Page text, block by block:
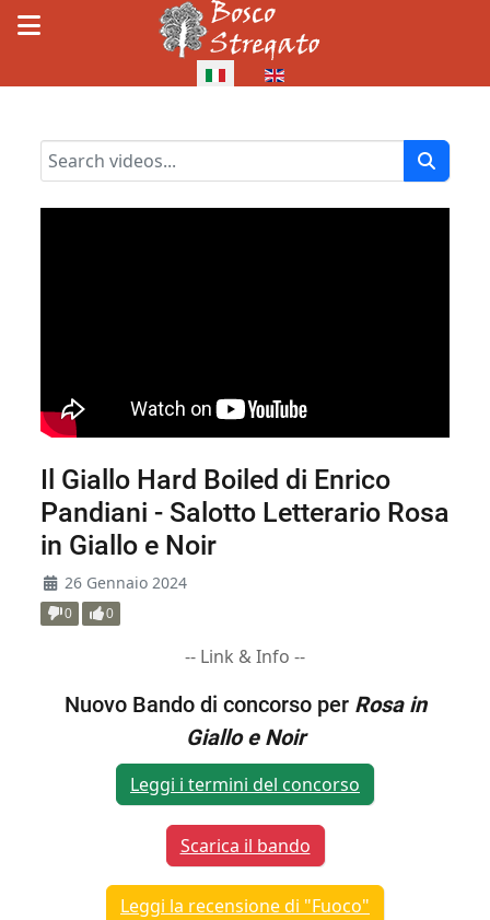
Il Giallo Hard Boiled di Enrico
Pandiani - Salotto Letterario Rosa
in Giallo e Noir
26 Gennaio 2024
0 0
-- Link & Info --
Nuovo Bando di concorso per Rosa in
Giallo e Noir
Leggi i termini del concorso
Scarica il bando
Leggi la recensione di "Fuoco"